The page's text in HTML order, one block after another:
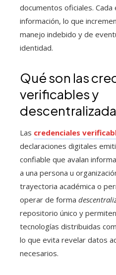
documentos oficiales. Cada
información, lo que
manejo indebido y de
identidad.
Qué son las
verificables y
Las credenciales
declaraciones digitales
confiable que avalan
a una persona u
trayectoria académica o
operar de forma
repositorio único y
tecnologías distribuidas
lo que evita revelar datos
necesarios.